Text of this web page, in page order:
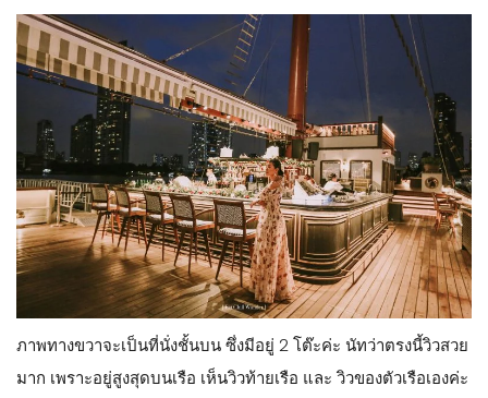
ภาพทางขวาจะเป็นที่นั่งชั้นบน ซึ่งมีอยู่ 2 โต๊ะค่ะ นัทว่าตรงนี้วิวสวย
มาก เพราะอยู่สูงสุดบนเรือ เห็นวิวท้ายเรือ และ วิวของตัวเรือเองค่ะ